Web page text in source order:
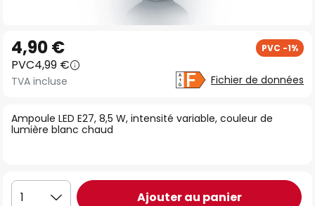
to
the
beginning
the
images
Ampoule LED E27, 8,5 W, intensité variable, couleur de
lumière blanc chaud
4,90 € PVC -1%
PVC4,99 €
TVA incluse Fichier de données
1 Ajouter au panier